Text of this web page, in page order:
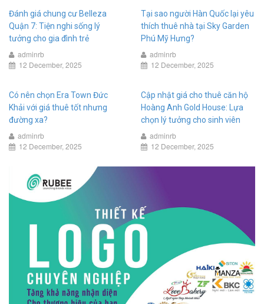
Đánh giá chung cư Belleza
Quận 7: Tiện nghi sống lý
tưởng cho gia đình trẻ
adminrb
12 December, 2025
Tại sao người Hàn Quốc lại yêu
thích thuê nhà tại Sky Garden
Phú Mỹ Hưng?
adminrb
12 December, 2025
Có nên chọn Era Town Đức
Khải với giá thuê tốt nhưng
đường xa?
adminrb
12 December, 2025
Cập nhật giá cho thuê căn hộ
Hoàng Anh Gold House: Lựa
chọn lý tưởng cho sinh viên
adminrb
12 December, 2025